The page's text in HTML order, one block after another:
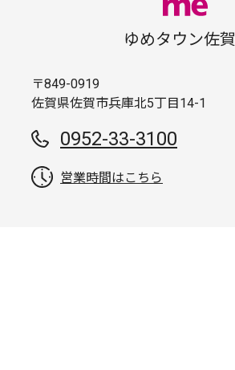
ゆめタウン佐賀
〒849-0919
佐賀県佐賀市兵庫北5丁目14-1
0952-33-3100
営業時間はこちら